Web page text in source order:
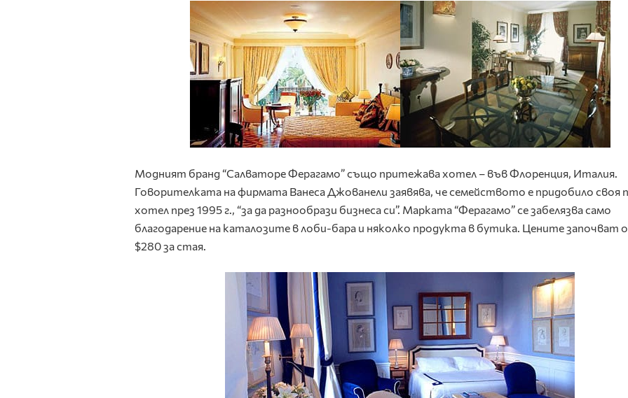
Модният бранд “Салваторе Ферагамо” също притежава хотел – във Флоренция, Италия.
Говорителката на фирмата Ванеса Джованели заявява, че семейството е придобило своя
хотел през 1995 г., “за да разнообрази бизнеса си”. Марката “Ферагамо” се забелязва само
благодарение на каталозите в лоби-бара и няколко продукта в бутика. Цените започват
$280 за стая.